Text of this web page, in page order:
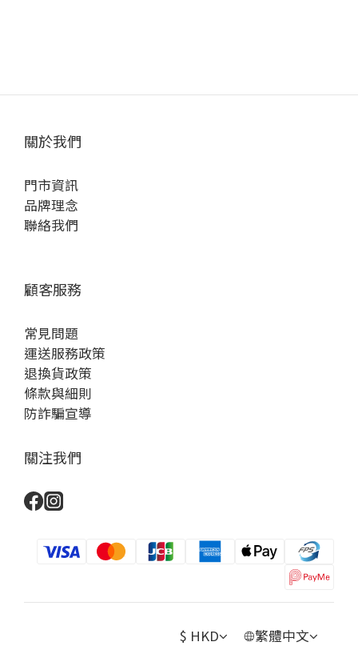
關於我們
門市資訊
品牌理念
聯絡我們
顧客服務
常見問題
運送服務政策
退換貨政策
條款與細則
防詐騙宣導
關注我們
$ HKD 繁體中文